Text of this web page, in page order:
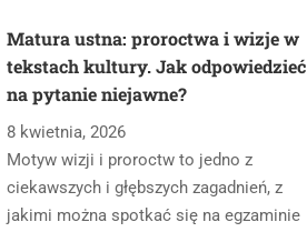
Matura ustna: proroctwa i wizje w
tekstach kultury. Jak odpowiedzieć
na pytanie niejawne?
8 kwietnia, 2026
Motyw wizji i proroctw to jedno z
ciekawszych i głębszych zagadnień, z
jakimi można spotkać się na egzaminie